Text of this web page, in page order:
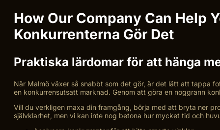
How Our Company Can Help
Konkurrenterna Gör Det
Praktiska lärdomar för att hänga
När Malmö växer så snabbt som det gör, är det lätt att tappa
en konkurrensutsatt marknad. Genom att göra en noggrann
Vill du verkligen maxa din framgång, börja med att bryta ner
självklarhet, men vi kan inte nog betona hur mycket tid och